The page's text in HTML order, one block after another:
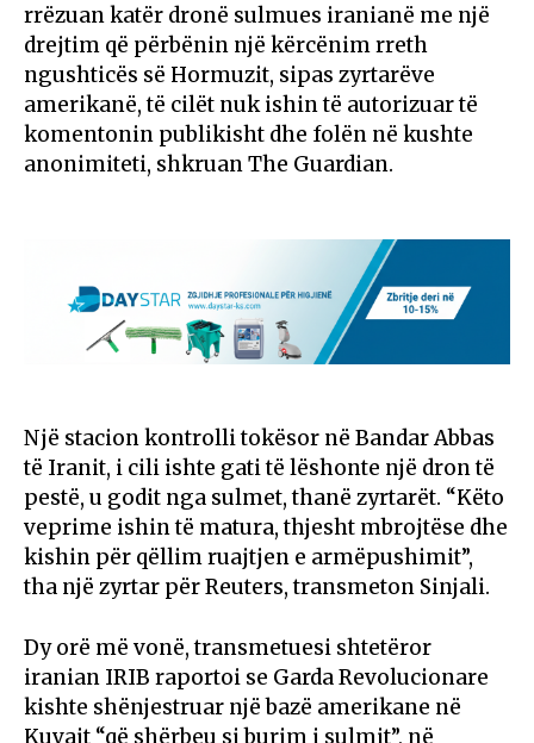
rrëzuan katër dronë sulmues iranianë me një
drejtim që përbënin një kërcënim rreth
ngushticës së Hormuzit, sipas zyrtarëve
amerikanë, të cilët nuk ishin të autorizuar të
komentonin publikisht dhe folën në kushte
anonimiteti, shkruan The Guardian.
Një stacion kontrolli tokësor në Bandar Abbas
të Iranit, i cili ishte gati të lëshonte një dron të
pestë, u godit nga sulmet, thanë zyrtarët. “Këto
veprime ishin të matura, thjesht mbrojtëse dhe
kishin për qëllim ruajtjen e armëpushimit”,
tha një zyrtar për Reuters, transmeton Sinjali.
Dy orë më vonë, transmetuesi shtetëror
iranian IRIB raportoi se Garda Revolucionare
kishte shënjestruar një bazë amerikane në
Kuvajt “që shërbeu si burim i sulmit”, në